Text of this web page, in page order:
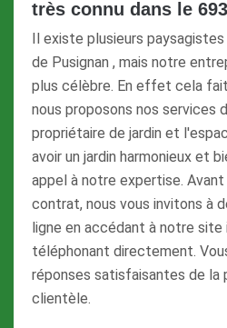
très connu dans le
Il existe plusieurs
de Pusignan , mais notre
plus célèbre. En effet cela
nous proposons nos services
propriétaire de jardin et
avoir un jardin harmonieux et
appel à notre expertise.
contrat, nous vous invitons à
ligne en accédant à notre site
téléphonant directement.
réponses satisfaisantes de la
clientèle.